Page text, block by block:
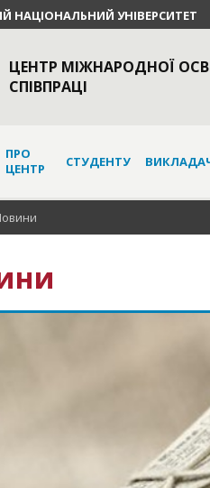
НАЦІОНАЛЬНИЙ УНІВЕРСИТЕТ
ЦЕНТР МІЖНАРОДНОЇ
СПІВПРАЦІ
ПРО
ЦЕНТР
СТУДЕНТУ